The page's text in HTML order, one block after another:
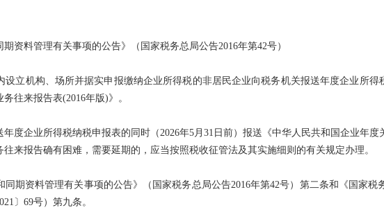
料管理有关事项的公告》（国家税务总局公告2016年第42号）
机构、场所并据实申报缴纳企业所得税的非居民企业向税务机关报送年度企业所得
往来报告表(2016年版)》。
企业所得税纳税申报表的同时（2026年5月31日前）报送《中华人民共和国企业年度
报告确有困难，需要延期的，应当按照税收征管法及其实施细则的有关规定办理。
资料管理有关事项的公告》（国家税务总局公告2016年第42号）第二条和《国家税
〕69号）第九条。